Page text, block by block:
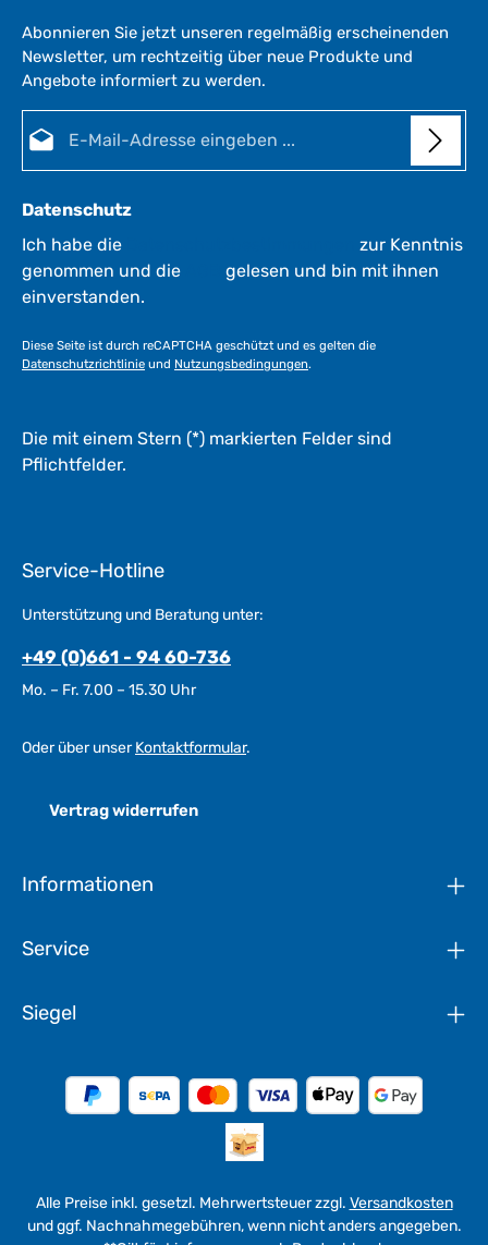
Abonnieren Sie jetzt unseren regelmäßig erscheinenden
Newsletter, um rechtzeitig über neue Produkte und
Angebote informiert zu werden.
Datenschutz
Ich habe die
zur Kenntnis
genommen und die
gelesen und bin mit ihnen
einverstanden.
Diese Seite ist durch reCAPTCHA geschützt und es gelten die
Datenschutzrichtlinie und Nutzungsbedingungen.
Die mit einem Stern (*) markierten Felder sind
Pflichtfelder.
Service-Hotline
Unterstützung und Beratung unter:
+49 (0)661 - 94 60-736
Mo. – Fr. 7.00 – 15.30 Uhr
Oder über unserKontaktformular.
Vertrag widerrufen
Informationen
Service
Siegel
Alle Preise inkl. gesetzl. Mehrwertsteuer zzgl. Versandkosten
und ggf. Nachnahmegebühren, wenn nicht anders angegeben.